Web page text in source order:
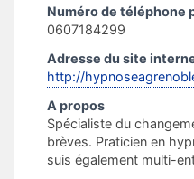
Numéro de téléphone
0607184299
Adresse du site
http://
A propos
Spécialiste du
brèves. Praticien en
suis également multi-